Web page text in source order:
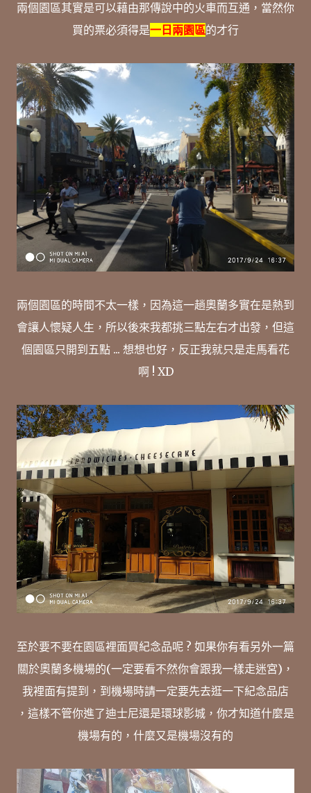
兩個園區其實是可以藉由那傳說中的火車而互通，當然你
買的票必須得是一日兩園區的才行
兩個園區的時間不太一樣，因為這一趟奧蘭多實在是熱到
會讓人懷疑人生，所以後來我都挑三點左右才出發，但這
個園區只開到五點 ... 想想也好，反正我就只是走馬看花
啊 ! XD
至於要不要在園區裡面買紀念品呢 ? 如果你有看另外一篇
關於奧蘭多機場的(一定要看不然你會跟我一樣走迷宮)，
我裡面有提到，到機場時請一定要先去逛一下紀念品店
，這樣不管你進了迪士尼還是環球影城，你才知道什麼是
機場有的，什麼又是機場沒有的